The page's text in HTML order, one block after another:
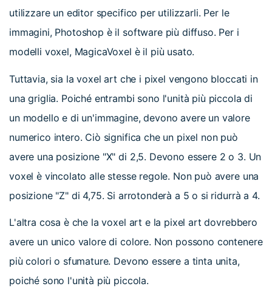
utilizzare un editor specifico per utilizzarli. Per le
immagini, Photoshop è il software più diffuso. Per i
modelli voxel, MagicaVoxel è il più usato.
Tuttavia, sia la voxel art che i pixel vengono bloccati in
una griglia. Poiché entrambi sono l'unità più piccola di
un modello e di un'immagine, devono avere un valore
numerico intero. Ciò significa che un pixel non può
avere una posizione "X" di 2,5. Devono essere 2 o 3. Un
voxel è vincolato alle stesse regole. Non può avere una
posizione "Z" di 4,75. Si arrotonderà a 5 o si ridurrà a 4.
L'altra cosa è che la voxel art e la pixel art dovrebbero
avere un unico valore di colore. Non possono contenere
più colori o sfumature. Devono essere a tinta unita,
poiché sono l'unità più piccola.